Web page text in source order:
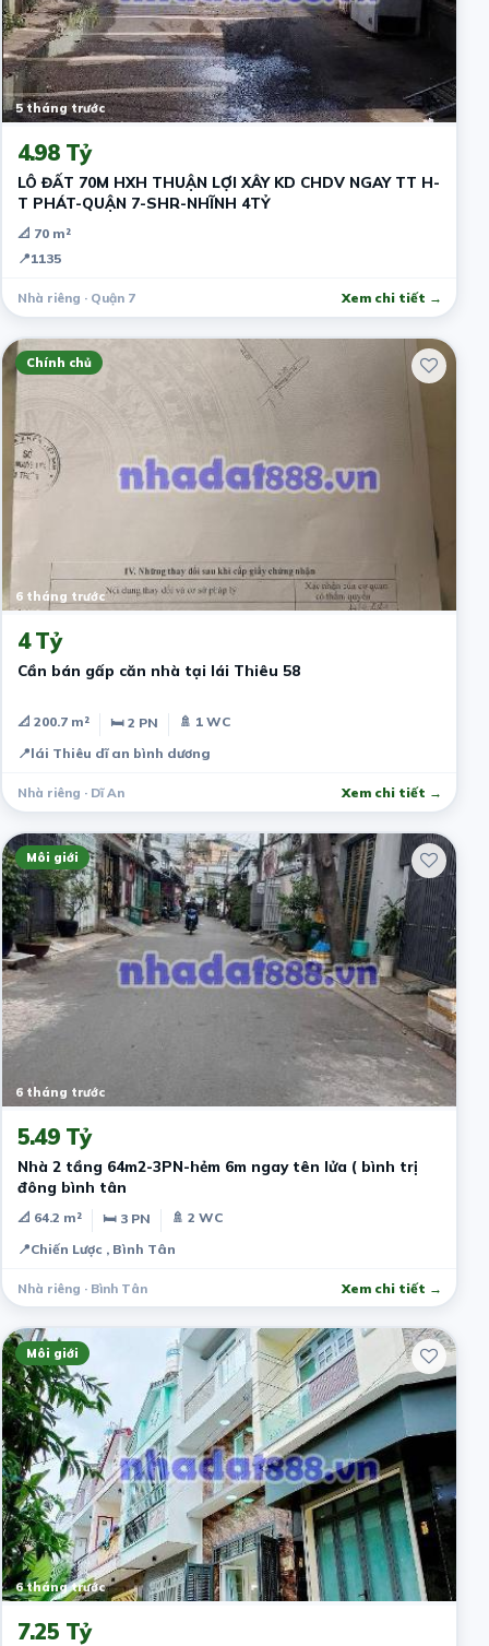
5 tháng trước
4.98 Tỷ
LÔ ĐẤT 70M HXH THUẬN LỢI XÂY KD CHDV NGAY TT H-
T PHÁT-QUẬN 7-SHR-NHĨNH 4TỶ
📐 70 m²
📍1135
Nhà riêng · Quận 7 Xem chi tiết →
Chính chủ
6 tháng trước
4 Tỷ
Cần bán gấp căn nhà tại lái Thiêu 58
📐 200.7 m² 🛏 2 PN
🚿 1 WC
📍lái Thiêu dĩ an bình dương
Nhà riêng · Dĩ An Xem chi tiết →
Môi giới
6 tháng trước
5.49 Tỷ
Nhà 2 tầng 64m2-3PN-hẻm 6m ngay tên lửa ( bình trị
đông bình tân
📐 64.2 m² 🛏 3 PN
🚿 2 WC
📍Chiến Lược , Bình Tân
Nhà riêng · Bình Tân Xem chi tiết →
Môi giới
6 tháng trước
7.25 Tỷ